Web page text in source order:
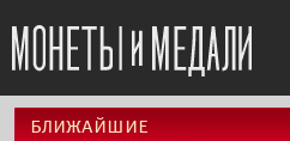
ближайшие